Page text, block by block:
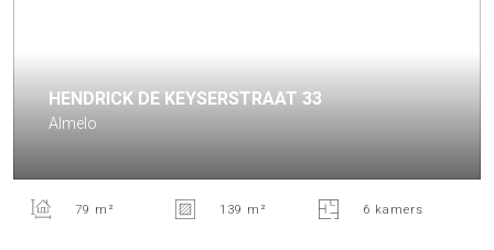
HENDRICK DE KEYSERSTRAAT 33
Almelo
79 m² 139 m² 6 kamers